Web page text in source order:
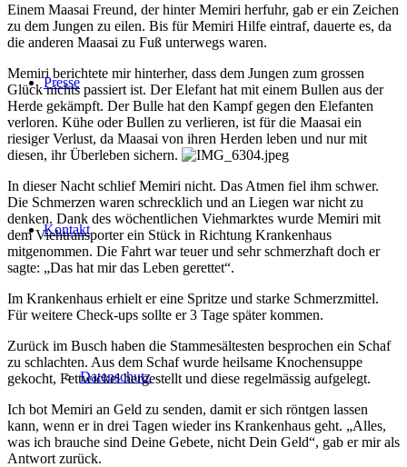
Presse
Kontakt
Datenschutz
Einem Maasai Freund, der hinter Memiri herfuhr, gab er ein Zeichen
zu dem Jungen zu eilen. Bis für Memiri Hilfe eintraf, dauerte es, da
die anderen Maasai zu Fuß unterwegs waren.
Memiri berichtete mir hinterher, dass dem Jungen zum grossen
Glück nichts passiert ist. Der Elefant hat mit einem Bullen aus der
Herde gekämpft. Der Bulle hat den Kampf gegen den Elefanten
verloren. Kühe oder Bullen zu verlieren, ist für die Maasai ein
riesiger Verlust, da Maasai von ihren Herden leben und nur mit
diesen, ihr Überleben sichern.
In dieser Nacht schlief Memiri nicht. Das Atmen fiel ihm schwer.
Die Schmerzen waren schrecklich und an Liegen war nicht zu
denken. Dank des wöchentlichen Viehmarktes wurde Memiri mit
dem Viehtransporter ein Stück in Richtung Krankenhaus
mitgenommen. Die Fahrt war teuer und sehr schmerzhaft doch er
sagte: „Das hat mir das Leben gerettet“.
Im Krankenhaus erhielt er eine Spritze und starke Schmerzmittel.
Für weitere Check-ups sollte er 3 Tage später kommen.
Zurück im Busch haben die Stammesältesten besprochen ein Schaf
zu schlachten. Aus dem Schaf wurde heilsame Knochensuppe
gekocht, Fettwickel hergestellt und diese regelmässig aufgelegt.
Ich bot Memiri an Geld zu senden, damit er sich röntgen lassen
kann, wenn er in drei Tagen wieder ins Krankenhaus geht. „Alles,
was ich brauche sind Deine Gebete, nicht Dein Geld“, gab er mir als
Antwort zurück.